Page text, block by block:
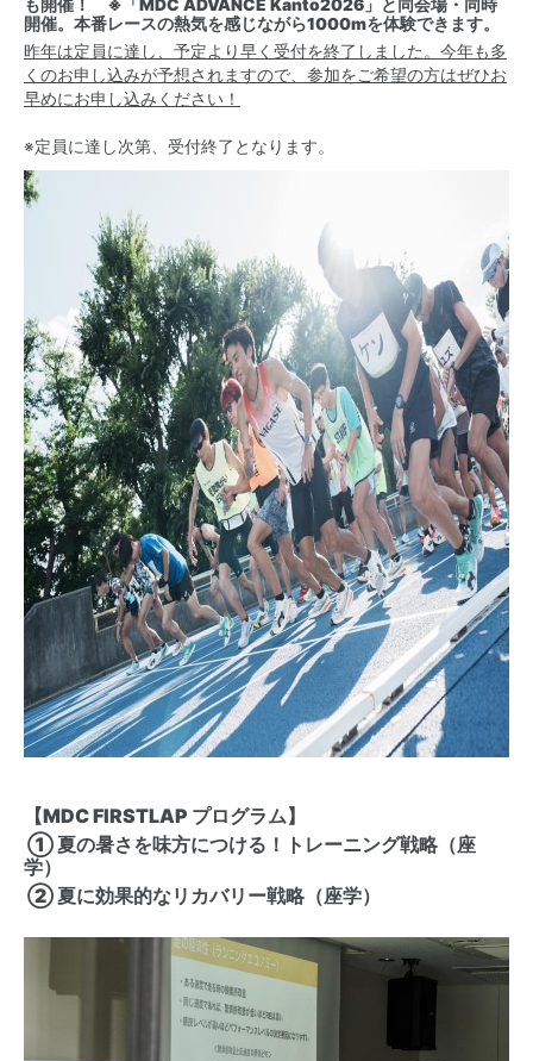
も開催！ ※「MDC ADVANCE Kanto2026」と同会場・同時
開催。本番レースの熱気を感じながら1000mを体験できます。
昨年は定員に達し、予定より早く受付を終了しました。今年も多
くのお申し込みが予想されますので、参加をご希望の方はぜひお
早めにお申し込みください！
※定員に達し次第、受付終了となります。
【MDC FIRSTLAP プログラム】
① 夏の暑さを味方につける！トレーニング戦略（座
学）
② 夏に効果的なリカバリー戦略（座学）